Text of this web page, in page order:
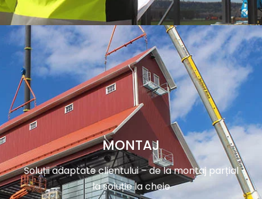
MONTAJ
Soluții adaptate clientului – de la montaj parțial
la soluție la cheie